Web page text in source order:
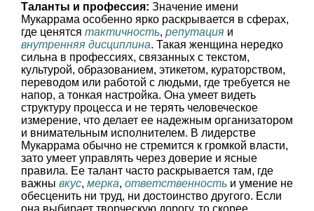
Таланты и профессия: Значение имени
Мукаррама особенно ярко раскрывается в сферах,
где ценятся тактичность, репутация и
внутренняя дисциплина. Такая женщина нередко
сильна в профессиях, связанных с текстом,
культурой, образованием, этикетом, кураторством,
переводом или работой с людьми, где требуется не
напор, а тонкая настройка. Она умеет видеть
структуру процесса и не терять человеческое
измерение, что делает ее надежным организатором
и внимательным исполнителем. В лидерстве
Мукаррама обычно не стремится к громкой власти,
зато умеет управлять через доверие и ясные
правила. Ее талант часто раскрывается там, где
важны вкус, мерка, ответственность и умение не
обесценить ни труд, ни достоинство другого. Если
она выбирает творческую дорогу, то скорее